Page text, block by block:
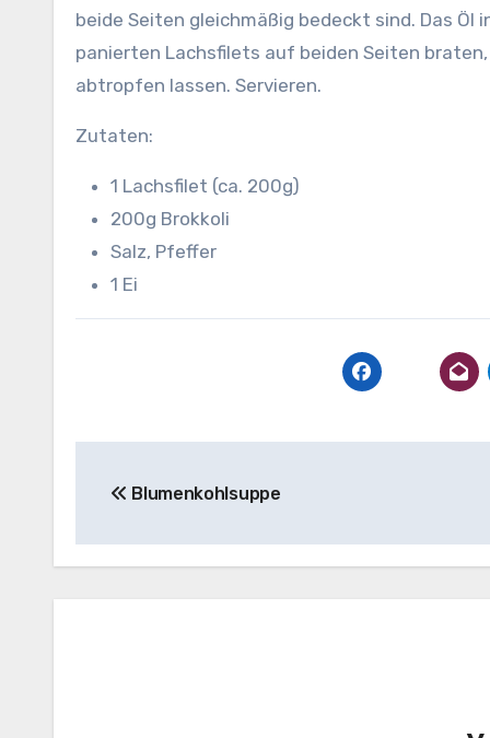
beide Seiten gleichmäßig bedeckt sind. Das
panierten Lachsfilets auf beiden Seiten braten,
abtropfen lassen. Servieren.
Zutaten:
1 Lachsfilet (ca. 200g)
200g Brokkoli
Salz, Pfeffer
1 Ei
Blumenkohlsuppe